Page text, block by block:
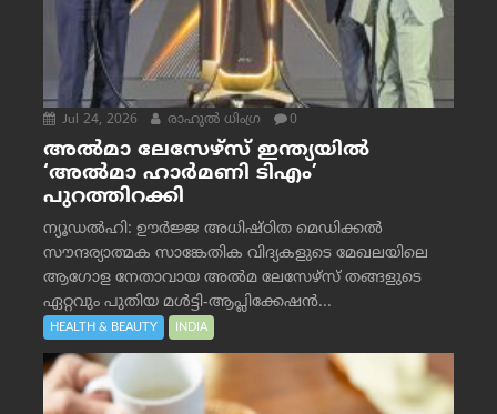
Jul 24, 2026 രാഹുല്‍ ധിംഗ്ര 0
അൽമാ ലേസേഴ്സ് ഇന്ത്യയിൽ
‘അൽമാ ഹാർമണി ടിഎം’
പുറത്തിറക്കി
ന്യൂഡൽഹി: ഊർജ്ജ അധിഷ്ഠിത മെഡിക്കൽ
സൗന്ദര്യാത്മക സാങ്കേതിക വിദ്യകളുടെ മേഖലയിലെ
ആഗോള നേതാവായ അൽമ ലേസേഴ്സ് തങ്ങളുടെ
ഏറ്റവും പുതിയ മൾട്ടി-ആപ്ലിക്കേഷൻ...
HEALTH & BEAUTY INDIA